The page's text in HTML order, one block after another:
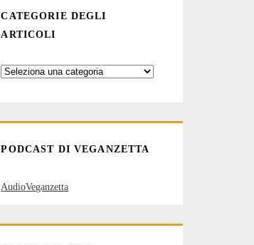
CATEGORIE DEGLI
ARTICOLI
Categorie
PODCAST DI VEGANZETTA
AudioVeganzetta